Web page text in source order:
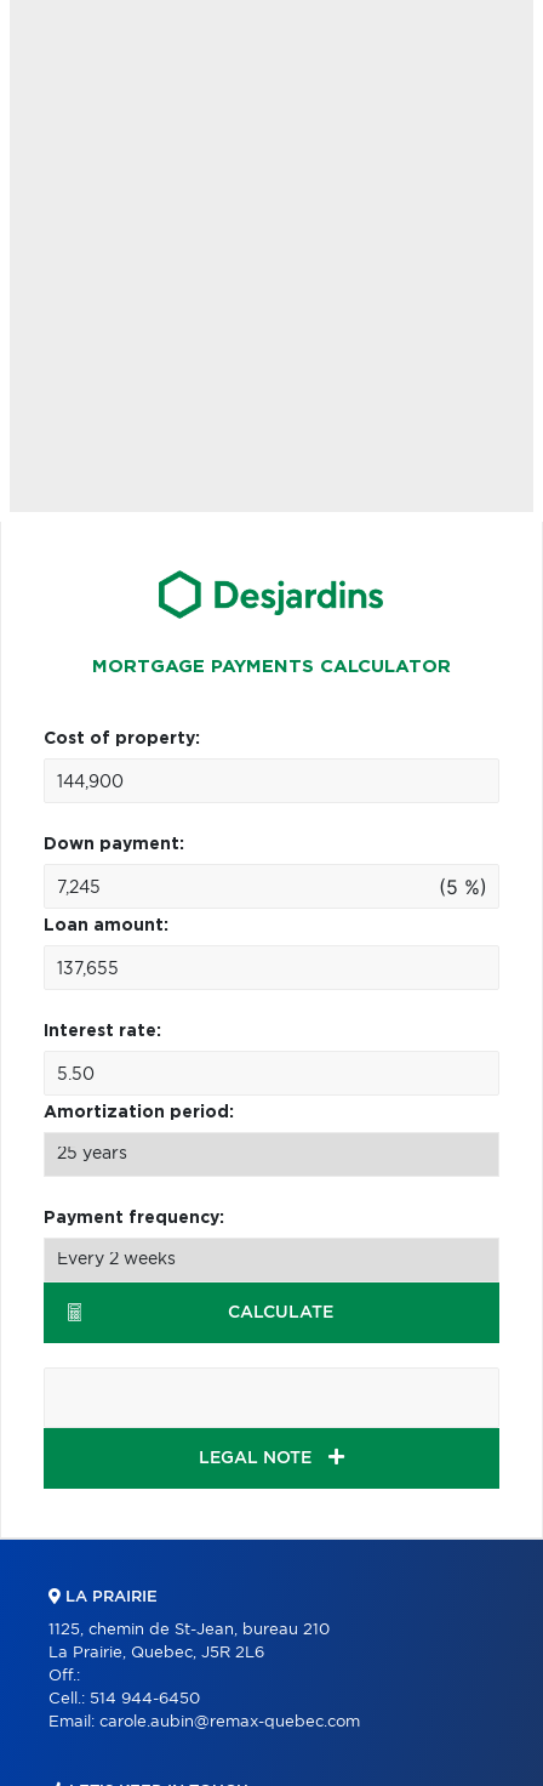
MORTGAGE PAYMENTS CALCULATOR
Cost of property:
Down payment:
(5 %)
Loan amount:
Interest rate:
Amortization period:
Payment frequency:
CALCULATE
LEGAL NOTE
LA PRAIRIE
1125, chemin de St-Jean, bureau 210
La Prairie, Quebec, J5R 2L6
Off.:
Cell.: 514 944-6450
Email: carole.aubin@remax-quebec.com